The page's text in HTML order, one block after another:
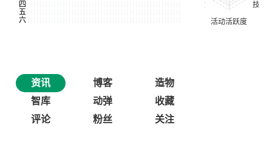
资讯 博客
造物
智库
动弹
收藏
评论
粉丝 关注